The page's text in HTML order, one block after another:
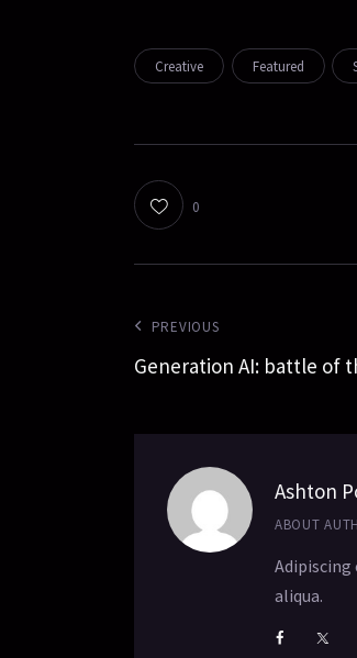
Creative Featured
0
PREVIOUS
Generation AI: battle of
Ashton
ABOUT
aliqua.